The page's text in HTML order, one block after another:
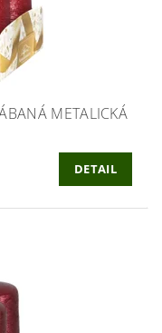
METALICKÁ
DETAIL